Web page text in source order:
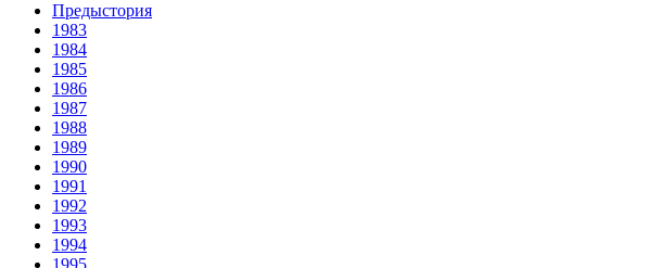
Предыстория
1983
1984
1985
1986
1987
1988
1989
1990
1991
1992
1993
1994
1995